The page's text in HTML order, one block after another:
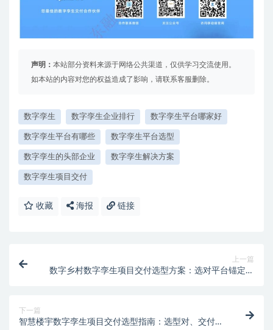
声明： 本站部分资料来源于网络公共渠道，仅供学习交流使用。
如本站的内容对您的权益造成了影响，请联系客服删除。
数字孪生 数字孪生企业排行 数字孪生平台哪家好
数字孪生平台有哪些 数字孪生平台选型
数字孪生的头部企业 数字孪生解决方案
数字孪生项目交付
收藏 海报 链接
上一篇
数字乡村数字孪生项目交付选型方案：选对平台锚定场
下一篇
智慧楼宇数字孪生项目交付选型指南：选型对、交付